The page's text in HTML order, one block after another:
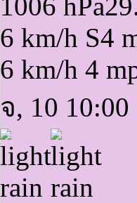
1006 hPa
6 km/h S4
6 km/h 4
จ, 10 10:00